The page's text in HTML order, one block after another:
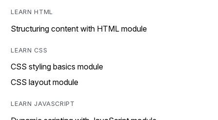
LEARN HTML
Structuring content with HTML module
LEARN CSS
CSS styling basics module
CSS layout module
LEARN JAVASCRIPT